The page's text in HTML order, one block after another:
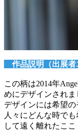
作品説明（出展者
この柄は2014年
めにデザインされま
デザインには希望
人々にどんな時で
して遠く離れたこ